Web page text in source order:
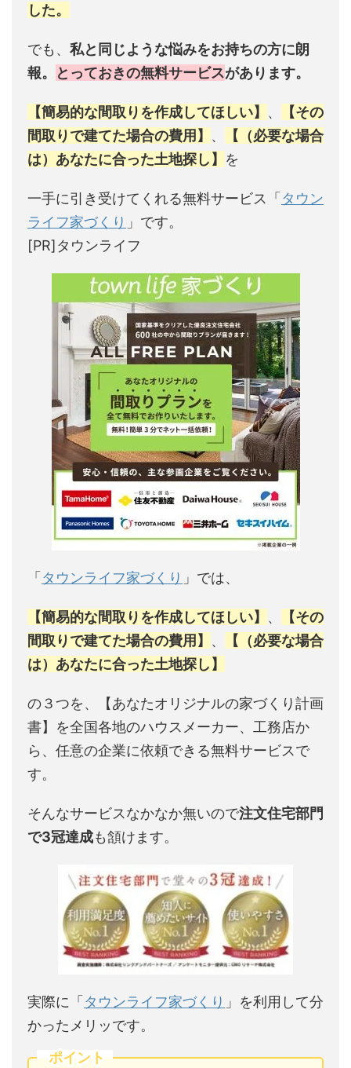
した。
でも、 私と同じような悩みをお持ちの方に朗
報。
とっておきの無料サービスがあります。
【簡易的な間取りを作成してほしい】 、
【その
間取りで建てた場合の費用】 、
【（必要な場合
は）あなたに合った土地探し】 を
一手に引き受けてくれる無料サービス「 タウン
ライフ家づくり 」です。
[PR]タウンライフ
「 タウンライフ家づくり 」では、
【簡易的な間取りを作成してほしい】 、
【その
間取りで建てた場合の費用】 、
【（必要な場合
は）あなたに合った土地探し】
の３つを、【あなたオリジナルの家づくり計画
書】を全国各地のハウスメーカー、工務店か
ら、任意の企業に依頼できる無料サービスで
す。
そんなサービスなかなか無いので注文住宅部門
で3冠達成も頷けます。
実際に「 タウンライフ家づくり 」を利用して分
かったメリッです。
ポイント